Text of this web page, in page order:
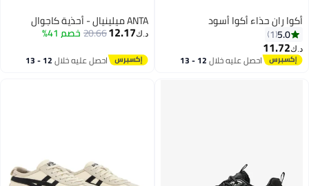
أكوا ران حذاء أكوا أسود
5.0
1
د.ك‏11.72
احصل عليه خلال 12 - 13
ANTA ميلينيال - أحذية كاجوال
د.ك‏12.17
20.66خصم 41%
احصل عليه خلال 12 - 13